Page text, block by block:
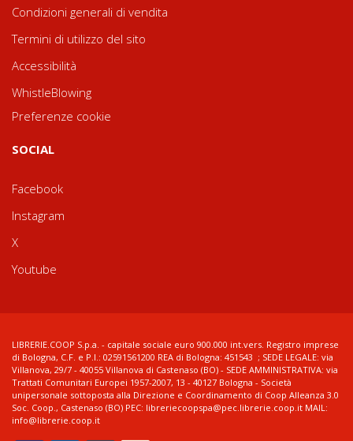
Condizioni generali di vendita
Termini di utilizzo del sito
Accessibilità
WhistleBlowing
Preferenze cookie
SOCIAL
Facebook
Instagram
X
Youtube
LIBRERIE.COOP S.p.a. - capitale sociale euro 900.000 int.vers. Registro imprese
di Bologna, C.F. e P.I.: 02591561200 REA di Bologna: 451543 ; SEDE LEGALE: via
Villanova, 29/7 - 40055 Villanova di Castenaso (BO) - SEDE AMMINISTRATIVA: via
Trattati Comunitari Europei 1957-2007, 13 - 40127 Bologna - Società
unipersonale sottoposta alla Direzione e Coordinamento di Coop Alleanza 3.0
Soc. Coop., Castenaso (BO) PEC: libreriecoopspa@pec.librerie.coop.it MAIL:
info@librerie.coop.it